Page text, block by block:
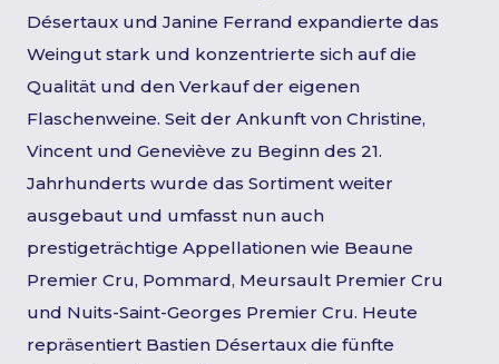
Désertaux und Janine Ferrand expandierte das
Weingut stark und konzentrierte sich auf die
Qualität und den Verkauf der eigenen
Flaschenweine. Seit der Ankunft von Christine,
Vincent und Geneviève zu Beginn des 21.
Jahrhunderts wurde das Sortiment weiter
ausgebaut und umfasst nun auch
prestigeträchtige Appellationen wie Beaune
Premier Cru, Pommard, Meursault Premier Cru
und Nuits-Saint-Georges Premier Cru. Heute
repräsentiert Bastien Désertaux die fünfte